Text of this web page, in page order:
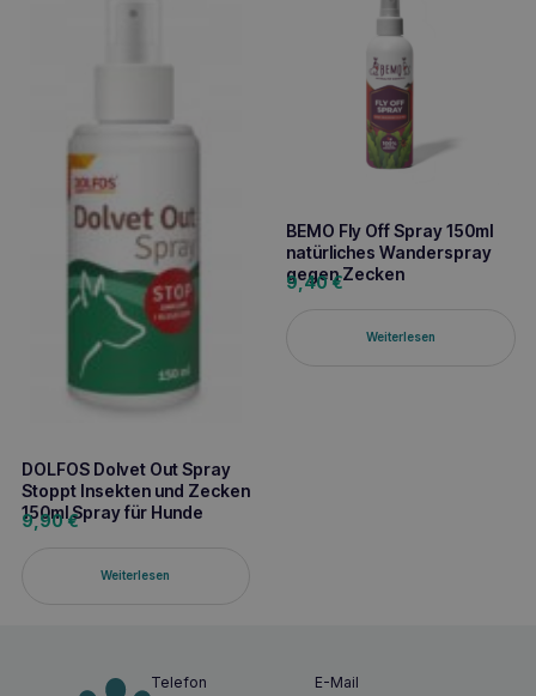
DOLFOS Dolvet Out Spray
Stoppt Insekten und Zecken
150ml Spray für Hunde
9,90€
Weiterlesen
BEMO Fly Off Spray 150ml
natürliches Wanderspray
gegen Zecken
9,40€
Weiterlesen
Telefon E-Mail